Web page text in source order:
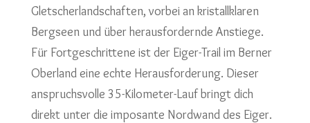
Gletscherlandschaften, vorbei an kristallklaren
Bergseen und über herausfordernde Anstiege.
Für Fortgeschrittene ist der Eiger-Trail im Berner
Oberland eine echte Herausforderung. Dieser
anspruchsvolle 35-Kilometer-Lauf bringt dich
direkt unter die imposante Nordwand des Eiger.